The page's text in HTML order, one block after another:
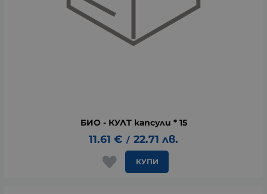
БИО - КУЛТ капсули * 15
11.61 € / 22.71 лв.
КУПИ